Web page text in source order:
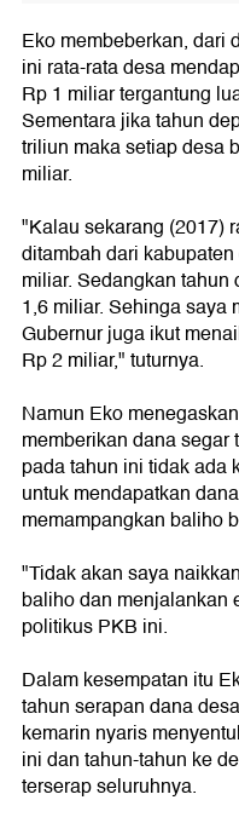
Eko membeberkan, dari
ini rata-rata desa
Rp 1 miliar tergantung
Sementara jika tahun
triliun maka setiap desa
miliar.
"Kalau sekarang (2017)
ditambah dari
miliar. Sedangkan
1,6 miliar. Sehinga saya
Gubernur juga ikut
Rp 2 miliar," tuturnya.
Namun Eko
memberikan dana
pada tahun ini tidak ada
untuk mendapatkan
memampangkan baliho
"Tidak akan saya
baliho dan menjalankan
politikus PKB ini.
Dalam kesempatan itu
tahun serapan dana
kemarin nyaris
ini dan tahun-tahun ke
terserap seluruhnya.